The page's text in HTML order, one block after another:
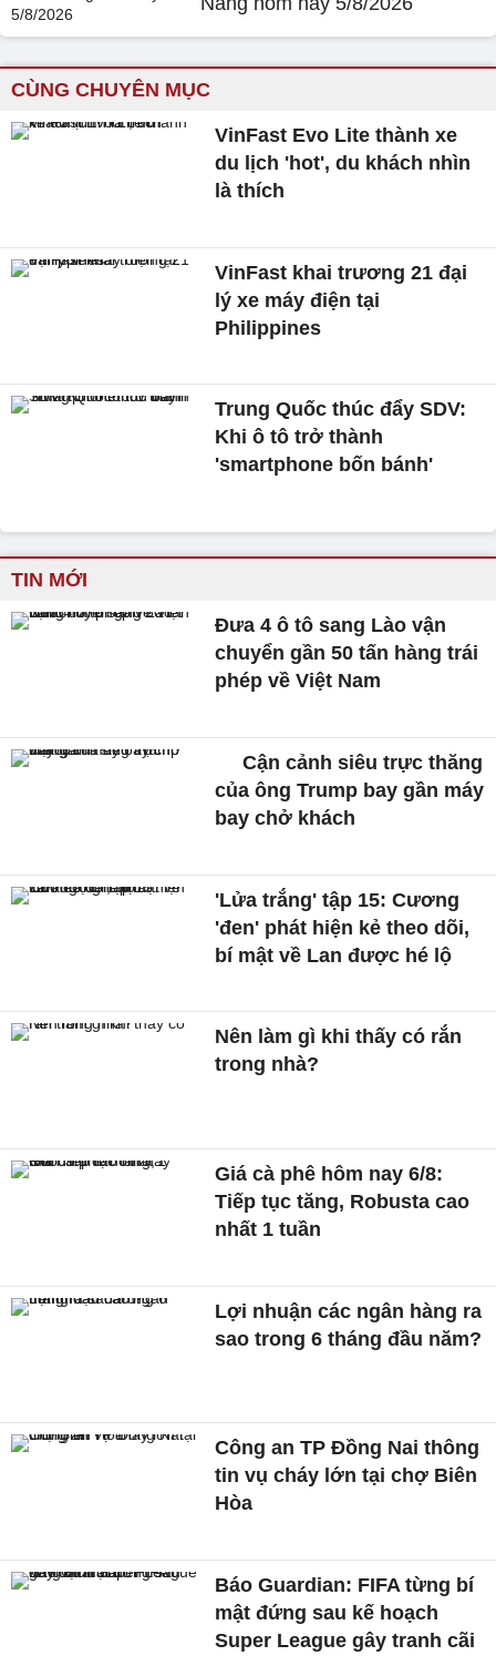
CÙNG CHUYÊN MỤC
VinFast Evo Lite thành xe
du lịch 'hot', du khách nhìn
là thích
VinFast khai trương 21 đại
lý xe máy điện tại
Philippines
Trung Quốc thúc đẩy SDV:
Khi ô tô trở thành
'smartphone bốn bánh'
TIN MỚI
Đưa 4 ô tô sang Lào vận
chuyển gần 50 tấn hàng trái
phép về Việt Nam
Cận cảnh siêu trực thăng
của ông Trump bay gần máy
bay chở khách
'Lửa trắng' tập 15: Cương
'đen' phát hiện kẻ theo dõi,
bí mật về Lan được hé lộ
Nên làm gì khi thấy có rắn
trong nhà?
Giá cà phê hôm nay 6/8:
Tiếp tục tăng, Robusta cao
nhất 1 tuần
Lợi nhuận các ngân hàng ra
sao trong 6 tháng đầu năm?
Công an TP Đồng Nai thông
tin vụ cháy lớn tại chợ Biên
Hòa
Báo Guardian: FIFA từng bí
mật đứng sau kế hoạch
Super League gây tranh cãi